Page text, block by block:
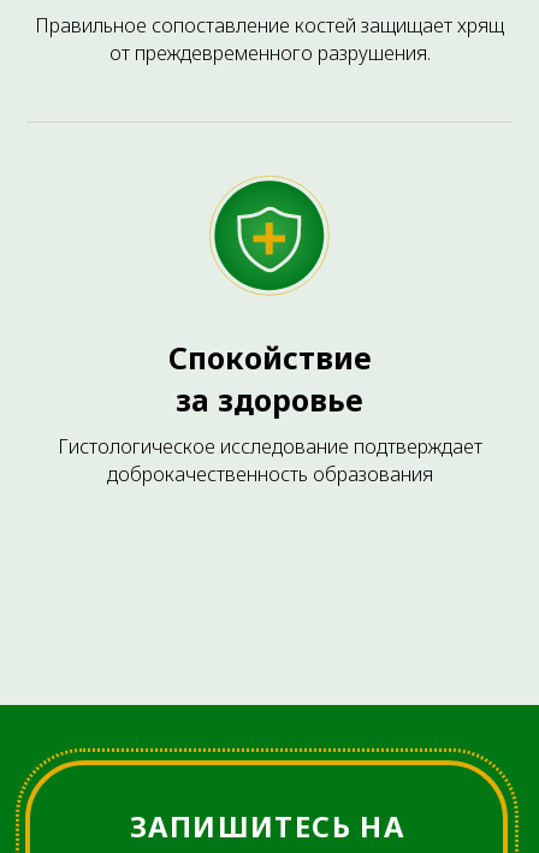
Правильное сопоставление костей защищает хрящ
от преждевременного разрушения.
Спокойствие
за здоровье
Гистологическое исследование подтверждает
доброкачественность образования
HILT-Терапия
синдромов